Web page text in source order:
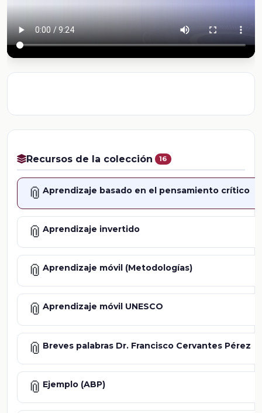
Recursos de la colección 16
📎 Aprendizaje basado en el pensamiento crítico
📎 Aprendizaje invertido
📎 Aprendizaje móvil (Metodologías)
📎 Aprendizaje móvil UNESCO
📎 Breves palabras Dr. Francisco Cervantes Pérez
📎 Ejemplo (ABP)